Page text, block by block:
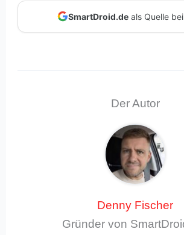
SmartDroid.deals Quelle
Der Autor
Denny Fischer
Gründer von